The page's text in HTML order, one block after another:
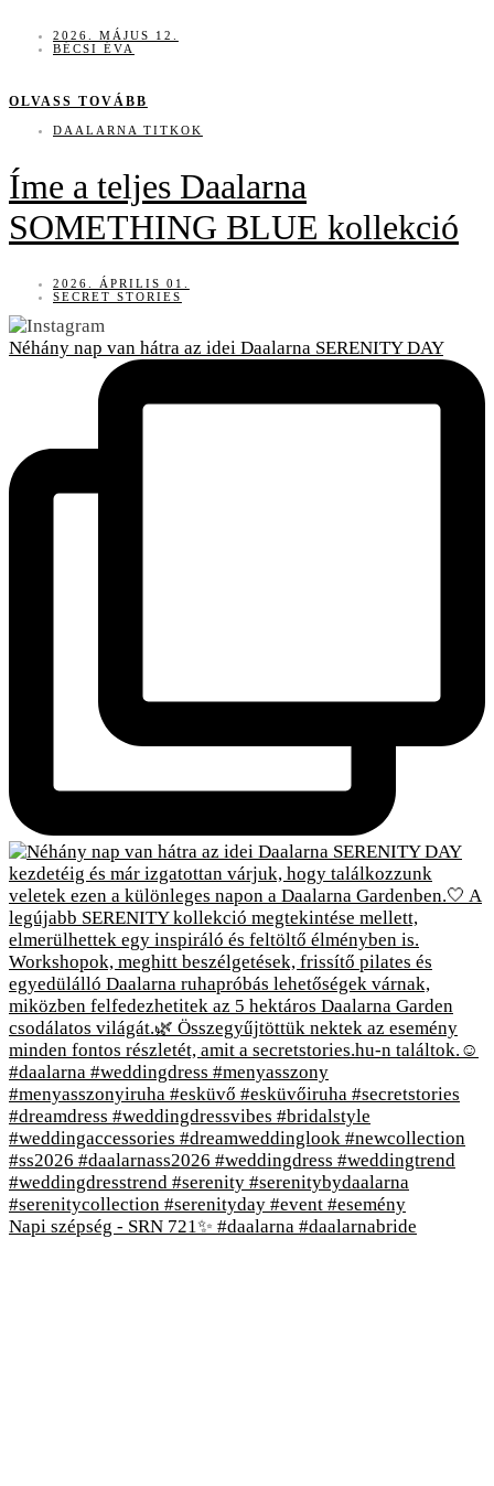
2026. MÁJUS 12.
BÉCSI ÉVA
OLVASS TOVÁBB
DAALARNA TITKOK
Íme a teljes Daalarna
SOMETHING BLUE kollekció
2026. ÁPRILIS 01.
SECRET STORIES
Néhány nap van hátra az idei Daalarna SERENITY DAY
Napi szépség - SRN 721✨ #daalarna #daalarnabride